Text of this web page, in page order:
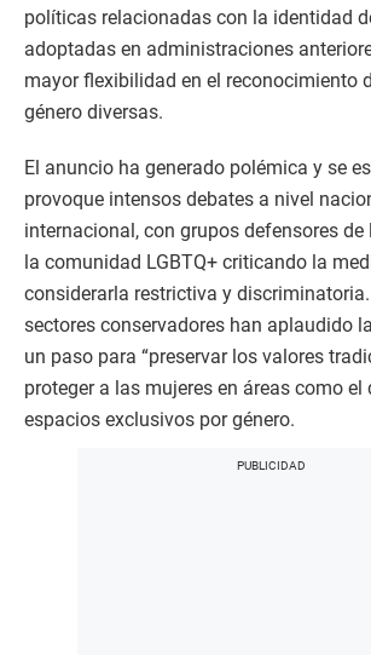
políticas relacionadas con la identidad
adoptadas en administraciones
mayor flexibilidad en el reconocimiento
género diversas.
El anuncio ha generado polémica y se
provoque intensos debates a nivel
internacional, con grupos defensores de
la comunidad LGBTQ+ criticando la
considerarla restrictiva y
sectores conservadores han aplaudido
un paso para “preservar los valores
proteger a las mujeres en áreas como el
espacios exclusivos por género.